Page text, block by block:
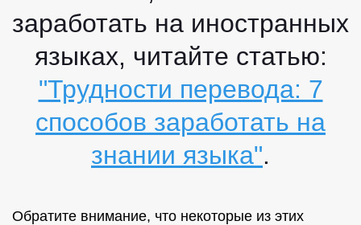
заработать на иностранных
языках, читайте статью:
"Трудности перевода: 7
способов заработать на
знании языка".
Обратите внимание, что некоторые из этих